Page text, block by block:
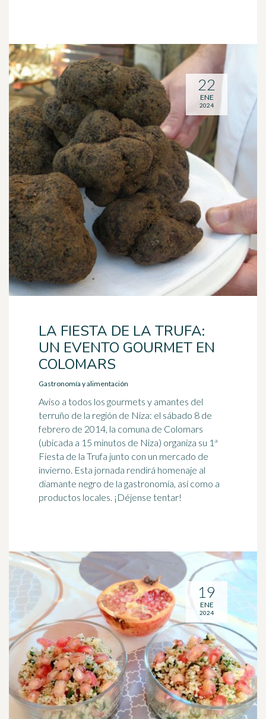
LA FIESTA DE LA TRUFA:
UN EVENTO GOURMET EN
COLOMARS
Gastronomía y alimentación
Aviso a todos los gourmets y amantes del
terruño de la región de Niza: el sábado 8 de
febrero de 2014, la comuna de Colomars
(ubicada a 15 minutos de Niza) organiza su 1ª
Fiesta de la Trufa junto con un mercado de
invierno. Esta jornada rendirá homenaje al
diamante negro de la gastronomía, así como a
productos locales. ¡Déjense tentar!
22
ENE
2024
19
ENE
2024